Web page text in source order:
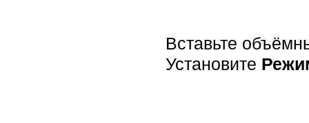
Вставьте
Установите